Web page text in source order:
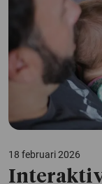
18 februari 2026